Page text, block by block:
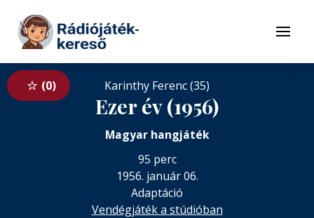
Tovább a tartalomhoz
Menü
0 Karinthy Ferenc (35)
Ezer év (1956)
Magyar hangjáték
95 perc
1956. január 06.
Adaptáció
Vendégjáték a stúdióban